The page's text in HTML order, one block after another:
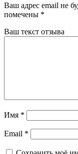
Ваш адрес email не
помечены *
Ваш текст отзыва
Имя *
Email *